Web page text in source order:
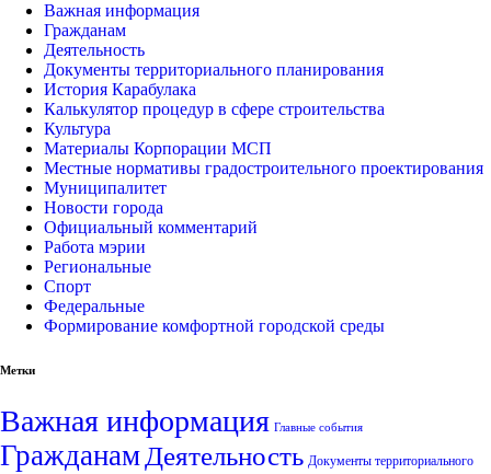
Важная информация
Гражданам
Деятельность
Документы территориального планирования
История Карабулака
Калькулятор процедур в сфере строительства
Культура
Материалы Корпорации МСП
Местные нормативы градостроительного проектирования
Муниципалитет
Новости города
Официальный комментарий
Работа мэрии
Региональные
Спорт
Федеральные
Формирование комфортной городской среды
Метки
Важная информация Главные события
Гражданам Деятельность Документы территориального